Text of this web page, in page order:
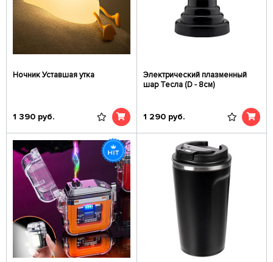
Ночник Уставшая утка
1 390 руб.
Электрический плазменный
шар Тесла (D - 8см)
1 290 руб.